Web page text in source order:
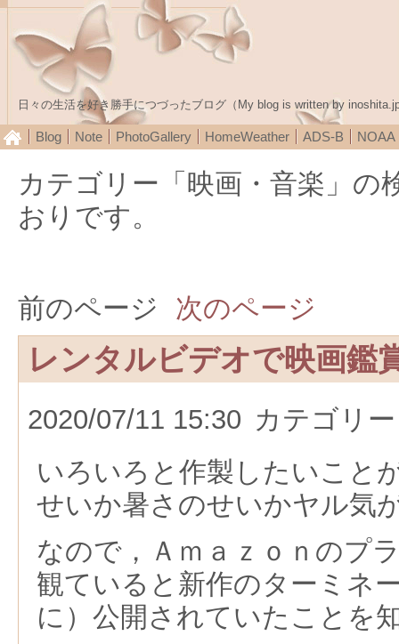
日々の生活を好き勝手につづったブログ（My blog is written by
Blog Note PhotoGallery HomeWeather ADS-B NOAA
カテゴリー「映画・音楽」の
おりです。
前のページ 次のページ
レンタルビデオで映画鑑
2020/07/11 15:30 カテゴリ
いろいろと作製したいこと
せいか暑さのせいかヤル気
なので，Ａｍａｚｏｎのプ
観ていると新作のターミネ
に）公開されていたことを